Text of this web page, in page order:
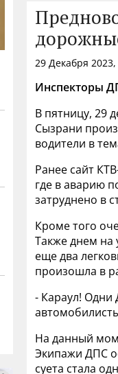
29 Декабря
Инспекторы
В пятницу, 29
Сызрани
водители в
Ранее сайт
где в аварию
затруднено в
Кроме того
Также днем на
еще два
произошла в
- Караул! Одни
На данный
Экипажи ДПС
суета стала